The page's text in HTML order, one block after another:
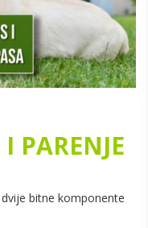
PARENJE
bitne komponente